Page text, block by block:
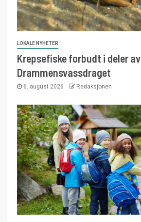
LOKALE NYHETER
Krepsefiske forbudt i deler av
Drammensvassdraget
6. august 2026 Redaksjonen